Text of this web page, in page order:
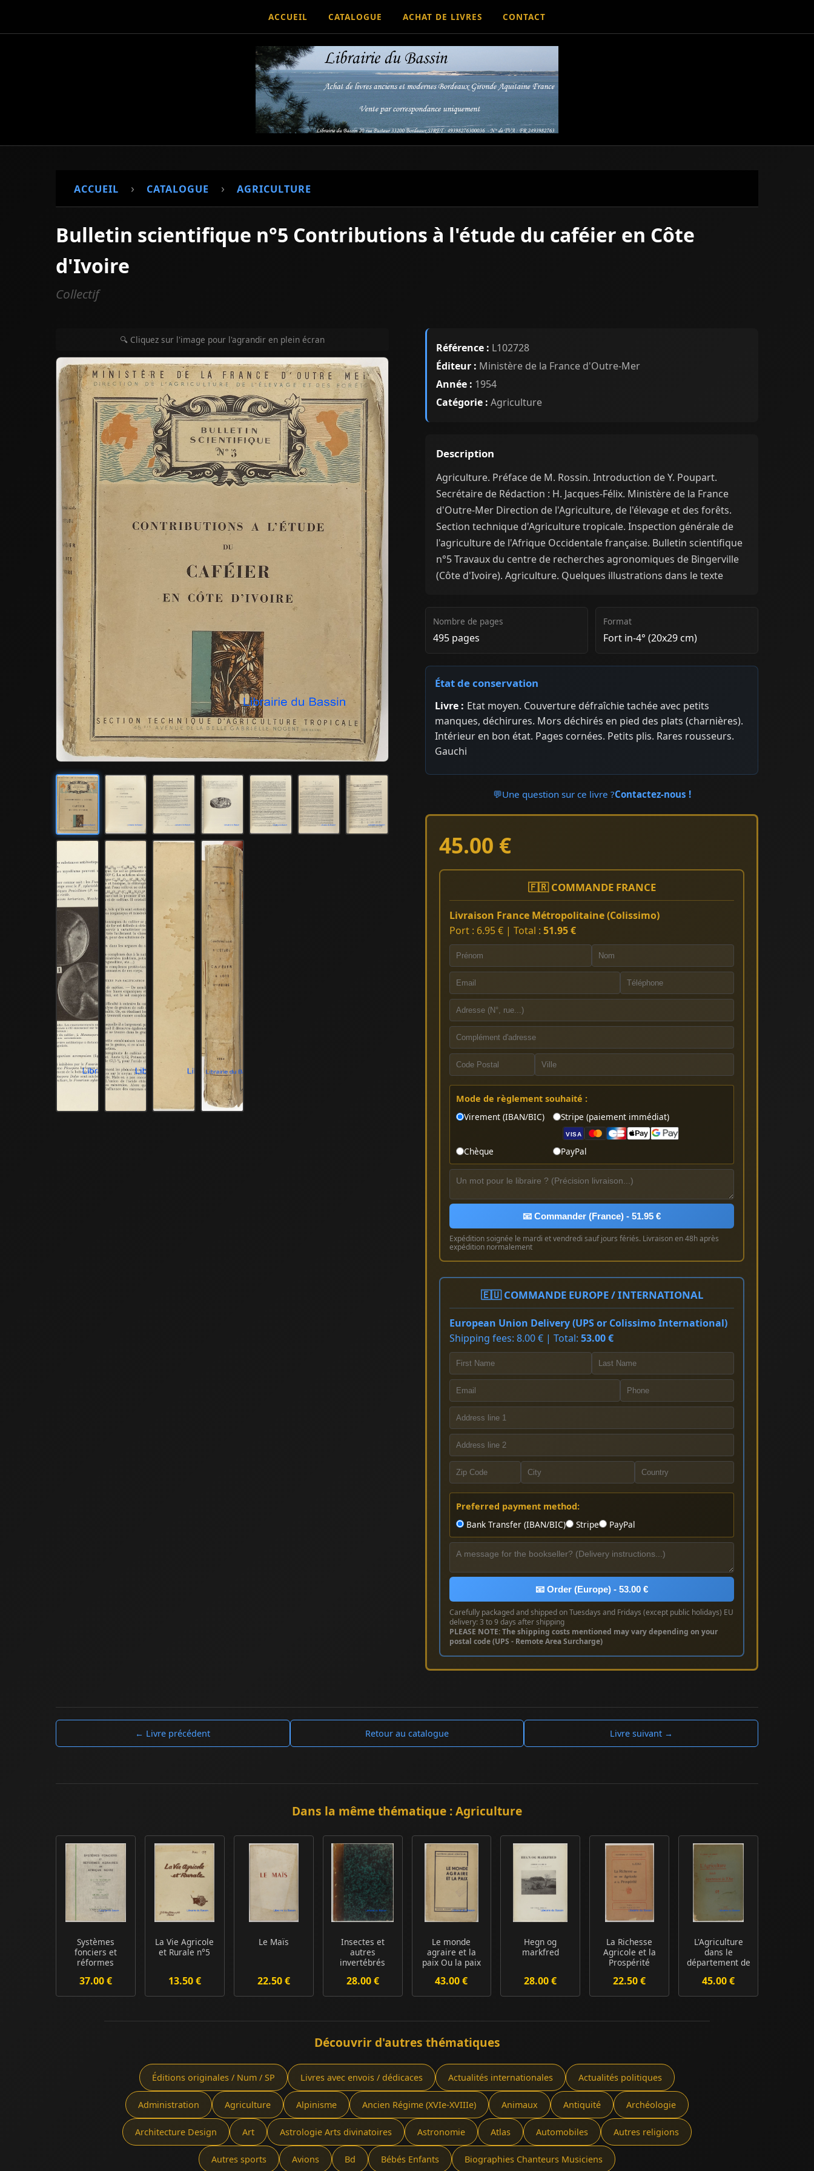
ACCUEIL CATALOGUE ACHAT DE LIVRES CONTACT
ACCUEIL › CATALOGUE › AGRICULTURE
Bulletin scientifique n°5 Contributions à l'étude du caféier en Côte
d'Ivoire
Collectif
🔍 Cliquez sur l'image pour l'agrandir en plein écran
Référence : L102728
Éditeur : Ministère de la France d'Outre-Mer
Année : 1954
Catégorie : Agriculture
Description
Agriculture. Préface de M. Rossin. Introduction de Y. Poupart.
Secrétaire de Rédaction : H. Jacques-Félix. Ministère de la France
d'Outre-Mer Direction de l'Agriculture, de l'élevage et des forêts.
Section technique d'Agriculture tropicale. Inspection générale de
l'agriculture de l'Afrique Occidentale française. Bulletin scientifique
n°5 Travaux du centre de recherches agronomiques de Bingerville
(Côte d'Ivoire). Agriculture. Quelques illustrations dans le texte
Nombre de pages
495 pages
Format
Fort in-4° (20x29 cm)
État de conservation
Livre : Etat moyen. Couverture défraîchie tachée avec petits
manques, déchirures. Mors déchirés en pied des plats (charnières).
Intérieur en bon état. Pages cornées. Petits plis. Rares rousseurs.
Gauchi
💬Une question sur ce livre ?Contactez-nous !
45.00 €
🇫🇷 COMMANDE FRANCE
Livraison France Métropolitaine (Colissimo)
Port : 6.95 € | Total : 51.95 €
Mode de règlement souhaité :
Virement (IBAN/BIC)
Stripe (paiement immédiat)
VISA
Chèque PayPal
📧 Commander (France) - 51.95 €
Expédition soignée le mardi et vendredi sauf jours fériés. Livraison en 48h après
expédition normalement
🇪🇺 COMMANDE EUROPE / INTERNATIONAL
European Union Delivery (UPS or Colissimo International)
Shipping fees: 8.00 € | Total: 53.00 €
Preferred payment method:
Bank Transfer (IBAN/BIC)
Stripe PayPal
📧 Order (Europe) - 53.00 €
Carefully packaged and shipped on Tuesdays and Fridays (except public holidays) EU
delivery: 3 to 9 days after shipping
PLEASE NOTE: The shipping costs mentioned may vary depending on your
postal code (UPS - Remote Area Surcharge)
← Livre précédent Retour au catalogue Livre suivant →
Dans la même thématique : Agriculture
Systèmes
fonciers et
réformes
Afrique Noire
37.00 €
La Vie Agricole
et Rurale n°5
13.50 €
Le Maïs
22.50 €
Insectes et
autres
invertébrés
plantes cu...
28.00 €
Le monde
agraire et la
paix Ou la paix
Ou...
43.00 €
Hegn og
markfred
28.00 €
La Richesse
Agricole et la
Prospérité
22.50 €
L'Agriculture
dans le
département de
45.00 €
Découvrir d'autres thématiques
Éditions originales / Num / SP Livres avec envois / dédicaces Actualités internationales Actualités politiques
Administration Agriculture Alpinisme Ancien Régime (XVIe-XVIIIe) Animaux Antiquité Archéologie
Architecture Design Art Astrologie Arts divinatoires Astronomie Atlas Automobiles Autres religions
Autres sports Avions Bd Bébés Enfants Biographies Chanteurs Musiciens